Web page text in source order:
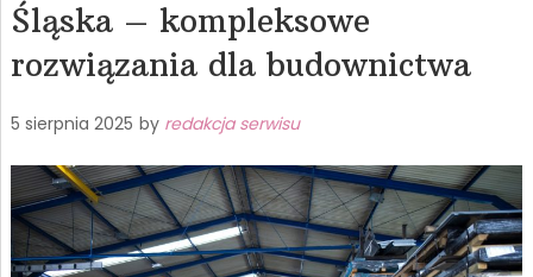
Śląska – kompleksowe
rozwiązania dla budownictwa
5 sierpnia 2025 by redakcja serwisu